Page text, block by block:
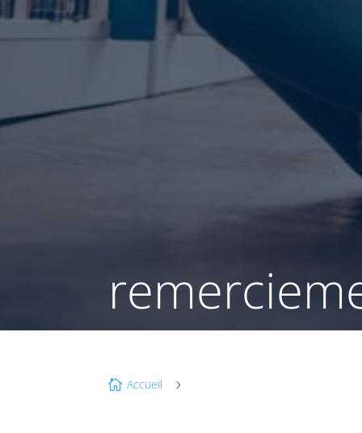
 Accueil 5